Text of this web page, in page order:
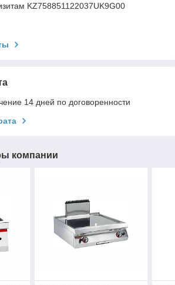
KZ758851122037UK9G00
14 дней по договоренности
компании